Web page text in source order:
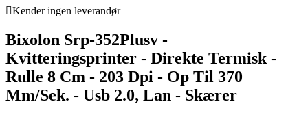
Kender ingen leverandør
Bixolon Srp-352Plusv -
Kvitteringsprinter - Direkte Termisk -
Rulle 8 Cm - 203 Dpi - Op Til 370
Mm/Sek. - Usb 2.0, Lan - Skærer